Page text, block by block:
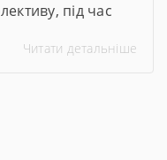
під час
за 2025–
Читати детальніше